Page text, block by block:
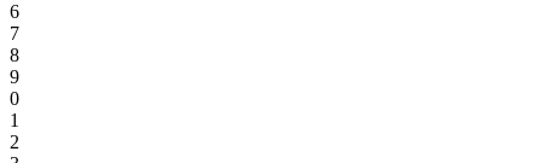
6
7
8
9
0
1
2